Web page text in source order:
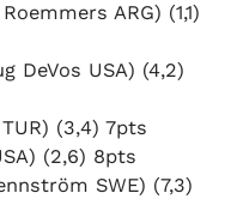
ARG) (1,1)
DeVos USA) (4,2)
(3,4) 7pts
(2,6) 8pts
SWE) (7,3)